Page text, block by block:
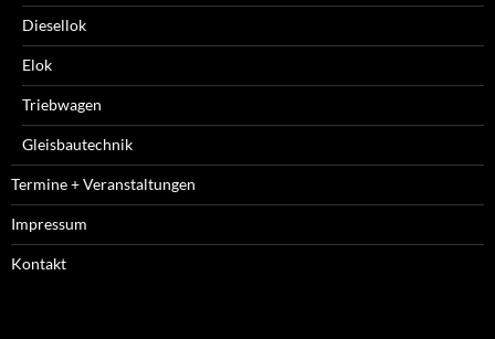
Diesellok
Elok
Triebwagen
Gleisbautechnik
Termine + Veranstaltungen
Impressum
Kontakt